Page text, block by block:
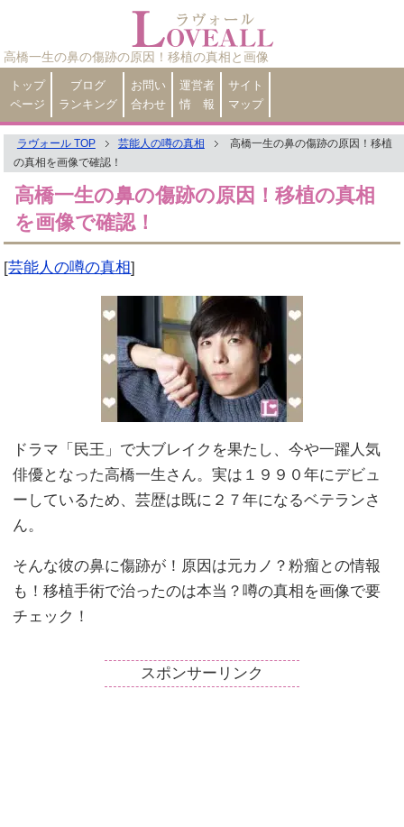
高橋一生の鼻の傷跡の原因！移植の真相と画像
トップ
ページ
ブログ
ランキング
お問い
合わせ
運営者
情 報
サイト
マップ
ラヴォール TOP 芸能人の噂の真相
高橋一生の鼻の傷跡の原因！移植
の真相を画像で確認！
高橋一生の鼻の傷跡の原因！移植の真相
を画像で確認！
[芸能人の噂の真相]
ドラマ「民王」で大ブレイクを果たし、今や一躍人気
俳優となった高橋一生さん。実は１９９０年にデビュ
ーしているため、芸歴は既に２７年になるベテランさ
ん。
そんな彼の鼻に傷跡が！原因は元カノ？粉瘤との情報
も！移植手術で治ったのは本当？噂の真相を画像で要
チェック！
スポンサーリンク